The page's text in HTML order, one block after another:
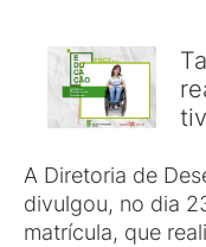
A Diretoria de
divulgou, no dia
matrícula, que